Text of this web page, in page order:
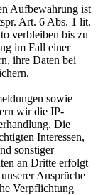
Aufbewahrung ist
Art. 6 Abs. 1 lit.
verbleiben bis zu
im Fall einer
ihre Daten bei
sowie
wir die IP-
Die
Interessen,
sonstiger
an Dritte erfolgt
Ansprüche
Verpflichtung